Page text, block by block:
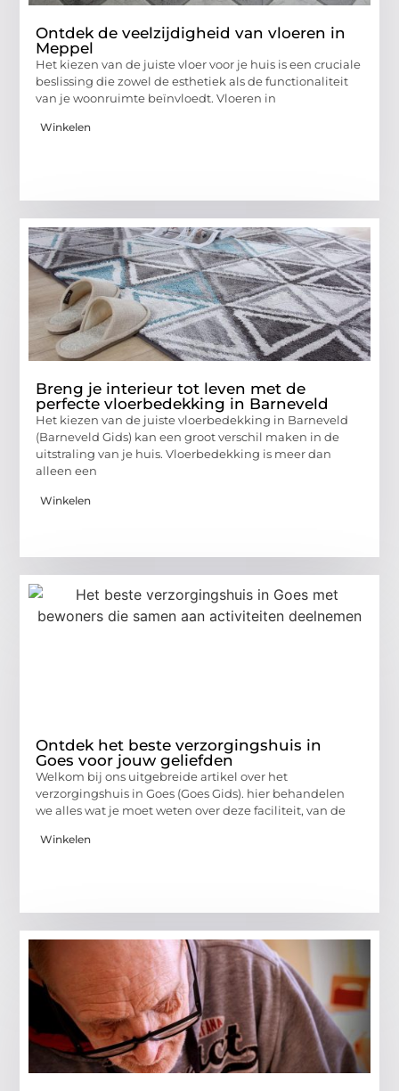
Ontdek de veelzijdigheid van vloeren in
Meppel
Het kiezen van de juiste vloer voor je huis is een cruciale
beslissing die zowel de esthetiek als de functionaliteit
van je woonruimte beïnvloedt. Vloeren in
Winkelen
Breng je interieur tot leven met de
perfecte vloerbedekking in Barneveld
Het kiezen van de juiste vloerbedekking in Barneveld
(Barneveld Gids) kan een groot verschil maken in de
uitstraling van je huis. Vloerbedekking is meer dan
alleen een
Winkelen
Ontdek het beste verzorgingshuis in
Goes voor jouw geliefden
Welkom bij ons uitgebreide artikel over het
verzorgingshuis in Goes (Goes Gids). hier behandelen
we alles wat je moet weten over deze faciliteit, van de
Winkelen